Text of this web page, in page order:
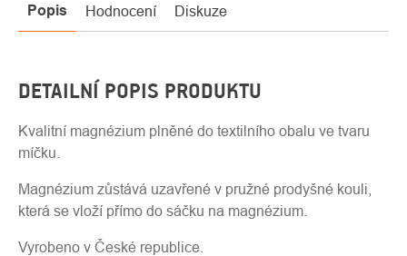
Popis Hodnocení Diskuze
DETAILNÍ POPIS PRODUKTU
Kvalitní magnézium plněné do textilního obalu ve tvaru
míčku.
Magnézium zůstává uzavřené v pružné prodyšné kouli,
která se vloží přímo do sáčku na magnézium.
Vyrobeno v České republice.